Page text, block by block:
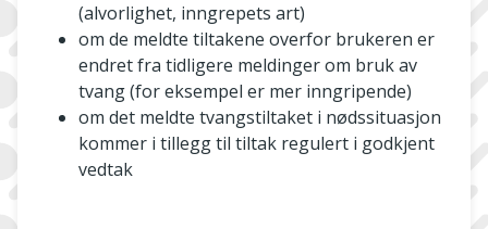
(alvorlighet, inngrepets art)
om de meldte tiltakene overfor brukeren er
endret fra tidligere meldinger om bruk av
tvang (for eksempel er mer inngripende)
om det meldte tvangstiltaket i nødssituasjon
kommer i tillegg til tiltak regulert i godkjent
vedtak